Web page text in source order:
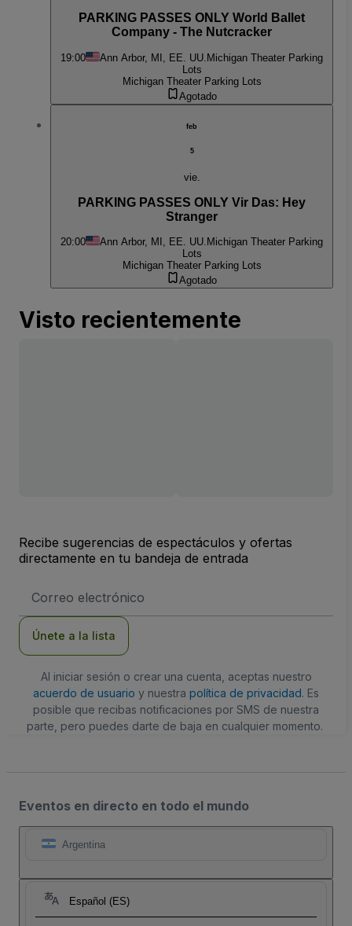
PARKING PASSES ONLY World Ballet
Company - The Nutcracker
19:00 Ann Arbor, MI, EE. UU. Michigan Theater Parking
Lots
Michigan Theater Parking Lots
Agotado
feb
5
vie.
PARKING PASSES ONLY Vir Das: Hey
Stranger
20:00 Ann Arbor, MI, EE. UU. Michigan Theater Parking
Lots
Michigan Theater Parking Lots
Agotado
Visto recientemente
Recibe sugerencias de espectáculos y ofertas
directamente en tu bandeja de entrada
de
Únete a la lista
Al iniciar sesión o crear una cuenta, aceptas nuestro
acuerdo de usuario y nuestra política de privacidad. Es
posible que recibas notificaciones por SMS de nuestra
parte, pero puedes darte de baja en cualquier momento.
Eventos en directo en todo el mundo
Argentina
Español (ES)